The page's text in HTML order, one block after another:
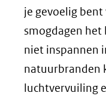
je gevoelig
smogdagen het
niet inspannen
natuurbranden
luchtvervuiling